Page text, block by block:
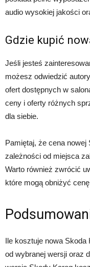
audio wysokiej jakości
Gdzie kupić
Jeśli jesteś
możesz odwiedzić
ofert dostępnych w
ceny i oferty różnych
dla siebie.
Pamiętaj, że cena
zależności od miejsca
Warto również zwrócić
które mogą obniżyć
Ile kosztuje nowa Skoda
od wybranej wersji oraz